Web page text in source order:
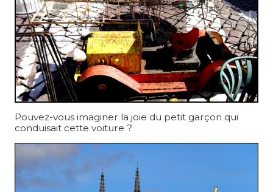
Pouvez-vous imaginer la joie du petit garçon qui
conduisait cette voiture ?